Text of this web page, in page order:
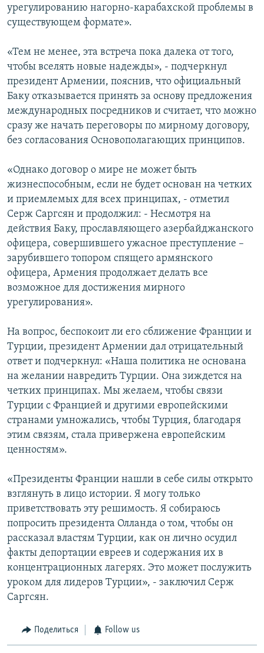
урегулированию нагорно-карабахской проблемы в
существующем формате».
«Тем не менее, эта встреча пока далека от того,
чтобы вселять новые надежды», - подчеркнул
президент Армении, пояснив, что официальный
Баку отказывается принять за основу предложения
международных посредников и считает, что можно
сразу же начать переговоры по мирному договору,
без согласования Основополагающих принципов.
«Однако договор о мире не может быть
жизнеспособным, если не будет основан на четких
и приемлемых для всех принципах, - отметил
Серж Саргсян и продолжил: - Несмотря на
действия Баку, прославляющего азербайджанского
офицера, совершившего ужасное преступление –
зарубившего топором спящего армянского
офицера, Армения продолжает делать все
возможное для достижения мирного
урегулирования».
На вопрос, беспокоит ли его сближение Франции и
Турции, президент Армении дал отрицательный
ответ и подчеркнул: «Наша политика не основана
на желании навредить Турции. Она зиждется на
четких принципах. Мы желаем, чтобы связи
Турции с Францией и другими европейскими
странами умножались, чтобы Турция, благодаря
этим связям, стала привержена европейским
ценностям».
«Президенты Франции нашли в себе силы открыто
взглянуть в лицо истории. Я могу только
приветствовать эту решимость. Я собираюсь
попросить президента Олланда о том, чтобы он
рассказал властям Турции, как он лично осудил
факты депортации евреев и содержания их в
концентрационных лагерях. Это может послужить
уроком для лидеров Турции», - заключил Серж
Саргсян.
Поделиться Follow us